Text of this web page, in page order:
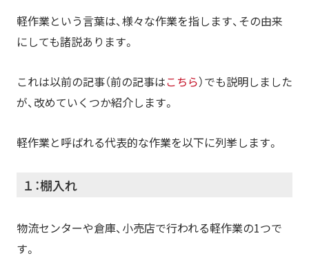
軽作業という言葉は、様々な作業を指します、その由来
にしても諸説あります。
これは以前の記事（前の記事はこちら）でも説明しました
が、改めていくつか紹介します。
軽作業と呼ばれる代表的な作業を以下に列挙します。
１：棚入れ
物流センターや倉庫、小売店で行われる軽作業の1つで
す。